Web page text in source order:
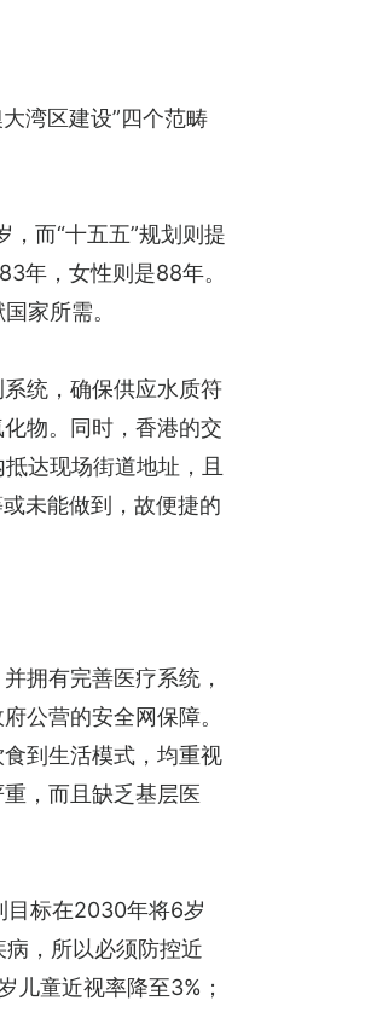
湾区建设”四个范畴
而“十五五”规划则提
年，女性则是88年。
家所需。
统，确保供应水质符
物。同时，香港的交
达现场街道地址，且
未能做到，故便捷的
拥有完善医疗系统，
公营的安全网保障。
到生活模式，均重视
，而且缺乏基层医
目标在2030年将6岁
，所以必须防控近
儿童近视率降至3%；